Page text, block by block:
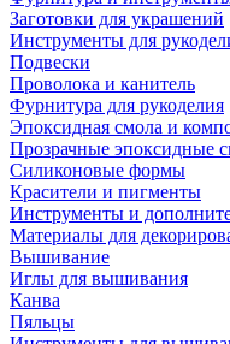
Заготовки для украшений
Инструменты для
Подвески
Проволока и канитель
Фурнитура для рукоделия
Эпоксидная смола и
Прозрачные эпоксидные
Силиконовые формы
Красители и пигменты
Инструменты и
Материалы для
Вышивание
Иглы для вышивания
Канва
Пяльцы